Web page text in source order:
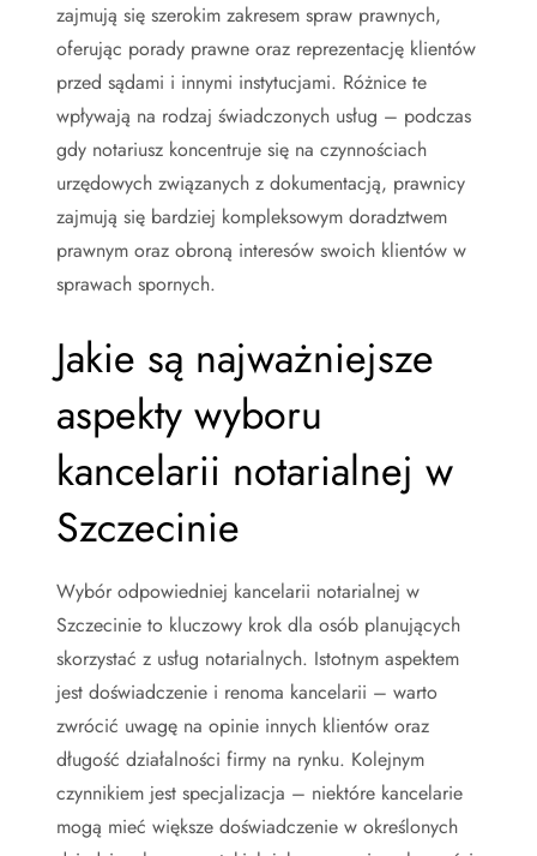
zajmują się szerokim zakresem spraw prawnych,
oferując porady prawne oraz reprezentację klientów
przed sądami i innymi instytucjami. Różnice te
wpływają na rodzaj świadczonych usług – podczas
gdy notariusz koncentruje się na czynnościach
urzędowych związanych z dokumentacją, prawnicy
zajmują się bardziej kompleksowym doradztwem
prawnym oraz obroną interesów swoich klientów w
sprawach spornych.
Jakie są najważniejsze
aspekty wyboru
kancelarii notarialnej w
Szczecinie
Wybór odpowiedniej kancelarii notarialnej w
Szczecinie to kluczowy krok dla osób planujących
skorzystać z usług notarialnych. Istotnym aspektem
jest doświadczenie i renoma kancelarii – warto
zwrócić uwagę na opinie innych klientów oraz
długość działalności firmy na rynku. Kolejnym
czynnikiem jest specjalizacja – niektóre kancelarie
mogą mieć większe doświadczenie w określonych